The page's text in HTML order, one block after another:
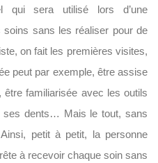
qui sera utilisé lors d’une
soins sans les réaliser pour de
on fait les premières visites,
peut par exemple, être assise
être familiarisée avec les outils
ses dents… Mais le tout, sans
petit à petit, la personne
à recevoir chaque soin sans